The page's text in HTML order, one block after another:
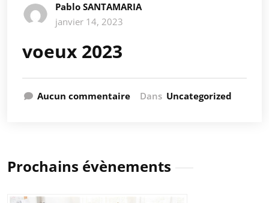
Pablo SANTAMARIA
janvier 14, 2023
voeux 2023
Aucun commentaire Dans Uncategorized
Prochains évènements